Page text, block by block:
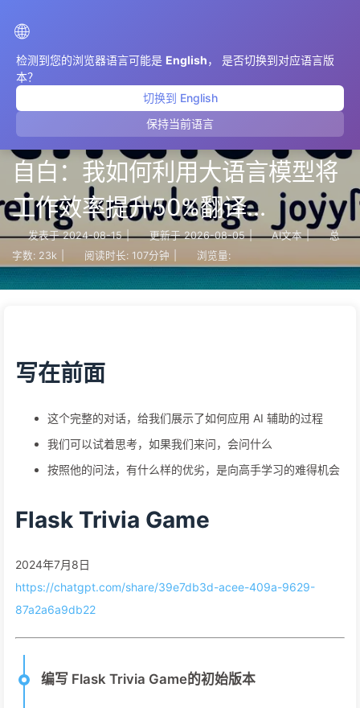
🌐
检测到您的浏览器语言可能是 English， 是否切换到对应语言版
本？
切换到 English
保持当前语言
【AI赋能工作流】一个程序员的
自白：我如何利用大语言模型将
工作效率提升50%翻译
ChatGPT 会话 之 001 Flask
Trivia Game
发表于 2024-08-15 | 更新于 2026-08-05 | AI文本 |
总
字数: 23k 阅读时长: 107分钟 浏览量:
写在前面
这个完整的对话，给我们展示了如何应用 AI 辅助的过程
我们可以试着思考，如果我们来问，会问什么
按照他的问法，有什么样的优劣，是向高手学习的难得机会
Flask Trivia Game
2024年7月8日
https://chatgpt.com/share/39e7db3d-acee-409a-9629-
87a2a6a9db22
编写 Flask Trivia Game的初始版本